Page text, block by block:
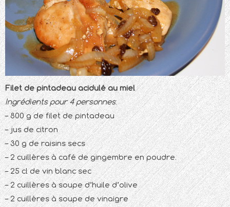
Filet de pintadeau acidulé au miel
Ingrédients pour 4 personnes:
– 800 g de filet de pintadeau
– jus de citron
– 30 g de raisins secs
– 2 cuillères à café de gingembre en poudre.
– 25 cl de vin blanc sec
– 2 cuillères à soupe d’huile d’olive
– 2 cuillères à soupe de vinaigre